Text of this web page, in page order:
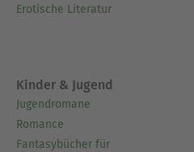
Erotische Literatur
Kinder & Jugend
Jugendromane
Romance
Fantasybücher für